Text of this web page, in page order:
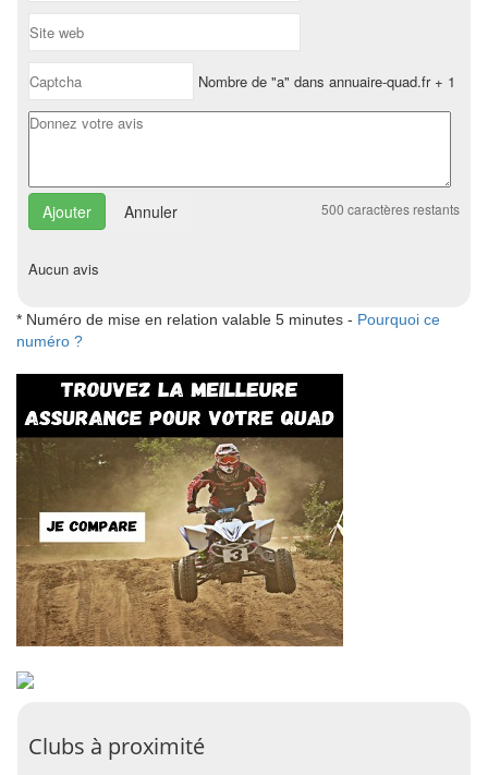
Nombre de "a" dans annuaire-quad.fr + 1
Annuler 500 caractères restants
Aucun avis
* Numéro de mise en relation valable 5 minutes - Pourquoi ce
numéro ?
Clubs à proximité